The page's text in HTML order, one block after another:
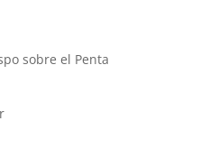
sobre el Penta